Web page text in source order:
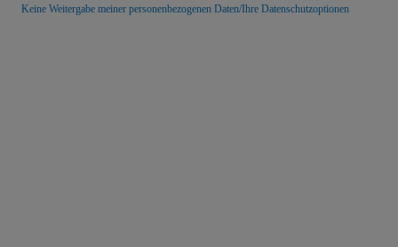
Keine Weitergabe meiner personenbezogenen Daten/Ihre Datenschutzoptionen